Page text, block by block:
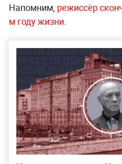
Напомним, режиссёр
м году жизни